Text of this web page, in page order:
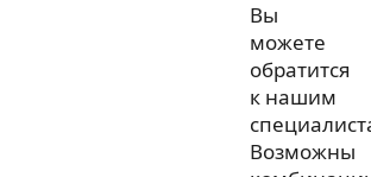
Вы
можете
обратится
к нашим
Возможны